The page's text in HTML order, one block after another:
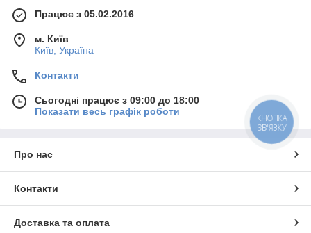
Працює з 05.02.2016
м. Київ
Київ, Україна
Контакти
Сьогодні працює з 09:00 до 18:00
Показати весь графік роботи
Про нас
Контакти
Доставка та оплата
КНОПКА
ЗВ'ЯЗКУ